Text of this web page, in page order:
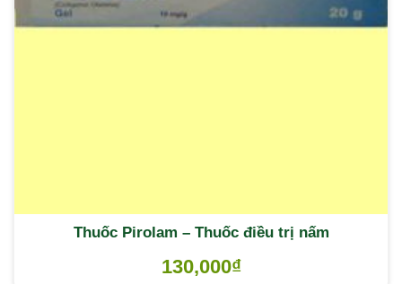
Thuốc Pirolam – Thuốc điều trị nấm
130,000₫